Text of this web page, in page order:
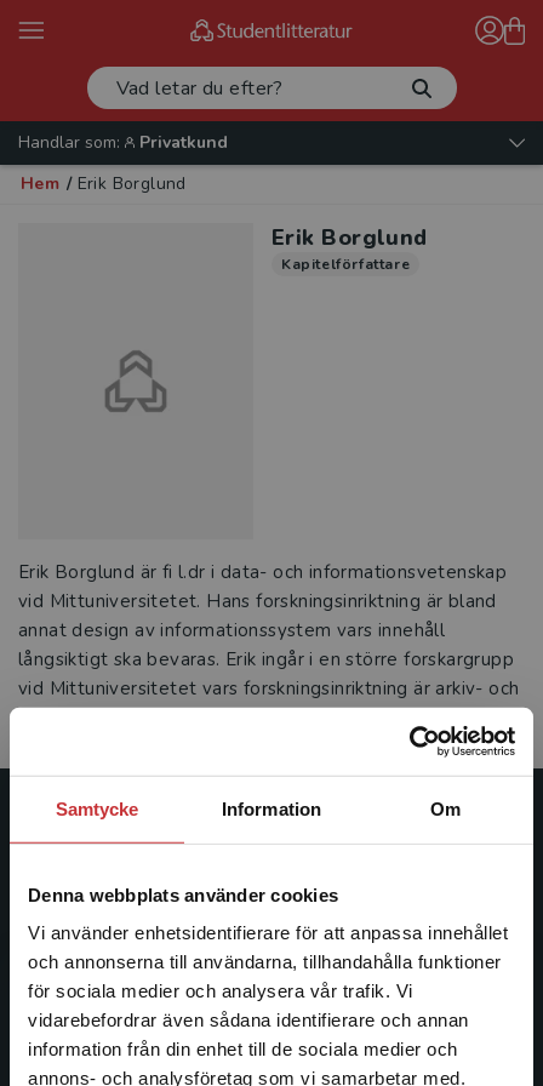
Samtycke Information Om
Denna webbplats använder cookies
Vi använder enhetsidentifierare för att anpassa innehållet
och annonserna till användarna, tillhandahålla funktioner
för sociala medier och analysera vår trafik. Vi
vidarebefordrar även sådana identifierare och annan
information från din enhet till de sociala medier och
annons- och analysföretag som vi samarbetar med.
Begränsad fraktregion
Handlar som:
Privatkund
Hem / Erik Borglund
Erik Borglund
Kapitelförfattare
Erik Borglund är fi l.dr i data- och informationsvetenskap
vid Mittuniversitetet. Hans forskningsinriktning är bland
annat design av informationssystem vars innehåll
långsiktigt ska bevaras. Erik ingår i en större forskargrupp
vid Mittuniversitetet vars forskningsinriktning är arkiv- och
Studentlitteratur grundades 1963 och är idag Sveriges
facklitteratur, utbildningar och digitala
informationstjänster i utbudet, finns Studentlitteratur med
längs hela kunskapsresan.
Kontakta oss